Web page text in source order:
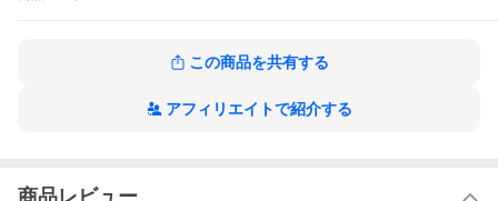
押すとぱかっと簡単に開きます。アクセサリー入れとしても
この商品を共有する
アフィリエイトで紹介する